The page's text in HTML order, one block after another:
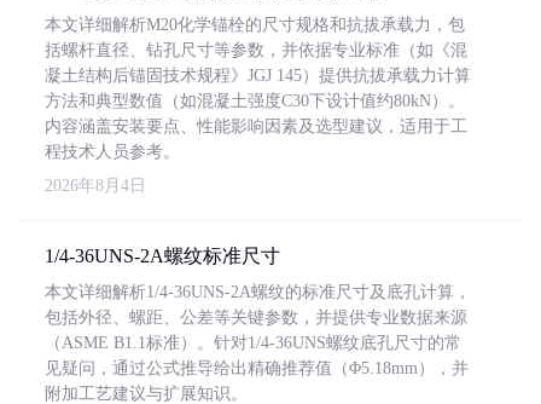
本文详细解析M20化学锚栓的尺寸规格和抗拔承载力，包
括螺杆直径、钻孔尺寸等参数，并依据专业标准（如《混
凝土结构后锚固技术规程》JGJ 145）提供抗拔承载力计算
方法和典型数值（如混凝土强度C30下设计值约80kN）。
内容涵盖安装要点、性能影响因素及选型建议，适用于工
程技术人员参考。
2026年8月4日
1/4-36UNS-2A螺纹标准尺寸
本文详细解析1/4-36UNS-2A螺纹的标准尺寸及底孔计算，
包括外径、螺距、公差等关键参数，并提供专业数据来源
（ASME B1.1标准）。针对1/4-36UNS螺纹底孔尺寸的常
见疑问，通过公式推导给出精确推荐值（Φ5.18mm），并
附加工艺建议与扩展知识。